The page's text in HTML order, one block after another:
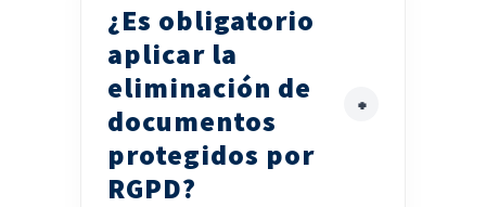
¿Es obligatorio
aplicar la
eliminación de
documentos
protegidos por
RGPD?